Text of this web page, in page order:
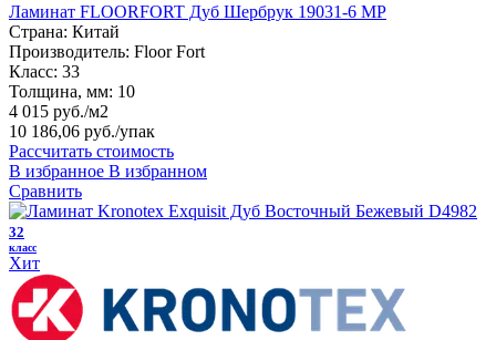
Ламинат FLOORFORT Дуб Шербрук 19031-6 MP
Страна: Китай
Производитель: Floor Fort
Класс: 33
Толщина, мм: 10
4 015 руб./м2
10 186,06 руб./упак
Рассчитать стоимость
В избранное В избранном
Сравнить
32
класс
Хит